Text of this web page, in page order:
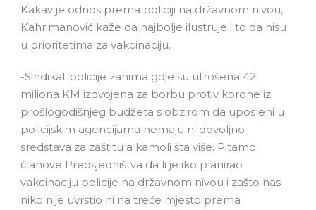
Kakav je odnos prema policiji na državnom nivou,
Kahrimanović kaže da najbolje ilustruje i to da nisu
u prioritetima za vakcinaciju.
-Sindikat policije zanima gdje su utrošena 42
miliona KM izdvojena za borbu protiv korone iz
prošlogodišnjeg budžeta s obzirom da uposleni u
policijskim agencijama nemaju ni dovoljno
sredstava za zaštitu a kamoli šta više. Pitamo
članove Predsjedništva da li je iko planirao
vakcinaciju policije na državnom nivou i zašto nas
niko nije uvrstio ni na treće mjesto prema